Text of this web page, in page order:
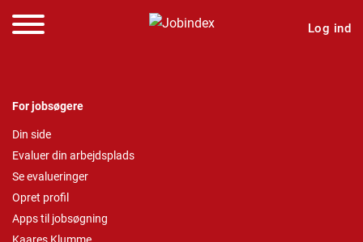
Log ind
For jobsøgere
Din side
Evaluer din arbejdsplads
Se evalueringer
Opret profil
Apps til jobsøgning